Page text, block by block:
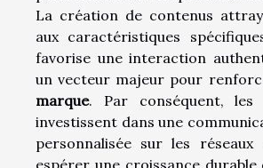
La création de contenus
aux caractéristiques
favorise une interaction
un vecteur majeur pour
marque. Par conséquent, les
investissent dans une
personnalisée sur les réseaux